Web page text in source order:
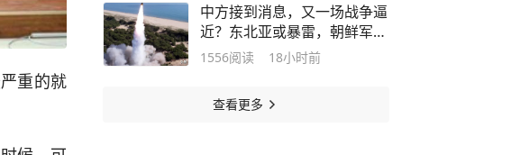
重的就
中方接到消息，又一场战争逼
近？东北亚或暴雷，朝鲜军方
已经介入
1556阅读 18小时前
查看更多